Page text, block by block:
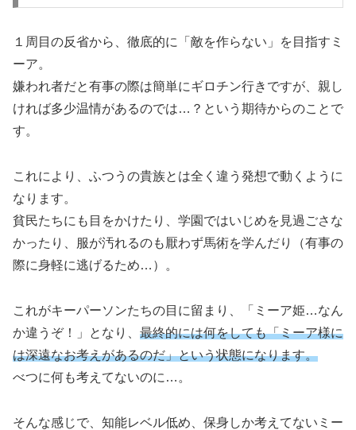
１周目の反省から、徹底的に「敵を作らない」を目指すミ
ーア。
嫌われ者だと有事の際は簡単にギロチン行きですが、親し
ければ多少温情があるのでは…？という期待からのことで
す。
これにより、ふつうの貴族とは全く違う発想で動くように
なります。
貧民たちにも目をかけたり、学園ではいじめを見過ごさな
かったり、服が汚れるのも厭わず馬術を学んだり（有事の
際に身軽に逃げるため…）。
これがキーパーソンたちの目に留まり、「ミーア姫…なん
か違うぞ！」となり、 最終的には何をしても「ミーア様に
は深遠なお考えがあるのだ」という状態になります。
べつに何も考えてないのに…。
そんな感じで、知能レベル低め、保身しか考えてないミー